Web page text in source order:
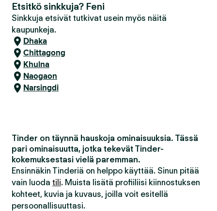
Etsitkö sinkkuja? Feni
Sinkkuja etsivät tutkivat usein myös näitä
kaupunkeja.
Dhaka
Chittagong
Khulna
Naogaon
Narsingdi
Tinder on täynnä hauskoja ominaisuuksia. Tässä
pari ominaisuutta, jotka tekevät Tinder-
kokemuksestasi vielä paremman.
Ensinnäkin Tinderiä on helppo käyttää. Sinun pitää
vain luoda tili. Muista lisätä profiiliisi kiinnostuksen
kohteet, kuvia ja kuvaus, joilla voit esitellä
persoonallisuuttasi.